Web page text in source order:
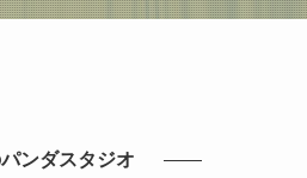
ンダスタジオ